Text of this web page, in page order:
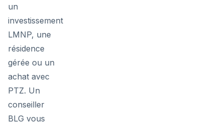
un
investissement
LMNP, une
résidence
gérée ou un
achat avec
PTZ. Un
conseiller
BLG vous